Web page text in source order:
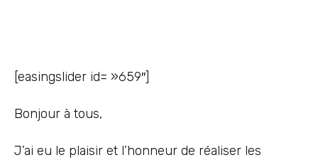
[easingslider id= »659″]
Bonjour à tous,
J’ai eu le plaisir et l’honneur de réaliser les